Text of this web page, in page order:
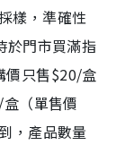
樣，準確性
於門市買滿指
價只售$20/盒
（單售價
，產品數量